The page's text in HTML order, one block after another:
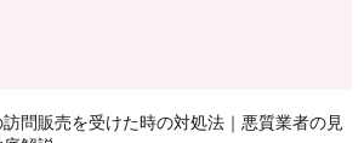
問販売を受けた時の対処法｜悪質業者の見